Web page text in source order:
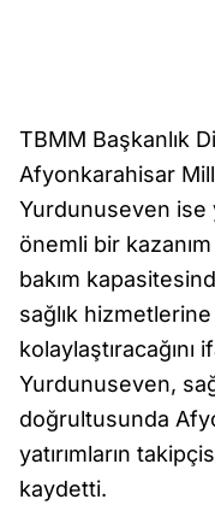
TBMM Başkanlık
Afyonkarahisar
Yurdunuseven ise
önemli bir
bakım
sağlık
Yurdunuseven,
doğrultusunda
yatırımların
kaydetti.